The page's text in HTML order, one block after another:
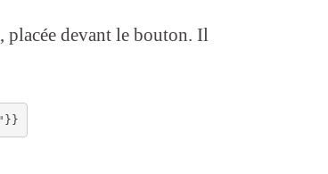
, placée devant le bouton. Il